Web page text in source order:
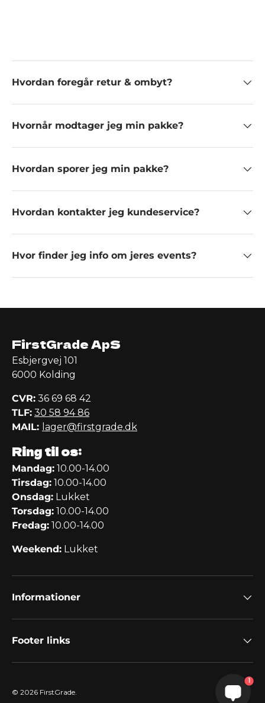
Hvordan foregår retur & ombyt?
Hvornår modtager jeg min pakke?
Hvordan sporer jeg min pakke?
Hvordan kontakter jeg kundeservice?
Hvor finder jeg info om jeres events?
FirstGrade ApS
Esbjergvej 101
6000 Kolding
CVR: 36 69 68 42
TLF: 30 58 94 86
MAIL: lager@firstgrade.dk
Ring til os:
Mandag: 10.00-14.00
Tirsdag: 10.00-14.00
Onsdag: Lukket
Torsdag: 10.00-14.00
Fredag: 10.00-14.00
Weekend: Lukket
Informationer
Footer links
© 2026 FirstGrade.
1